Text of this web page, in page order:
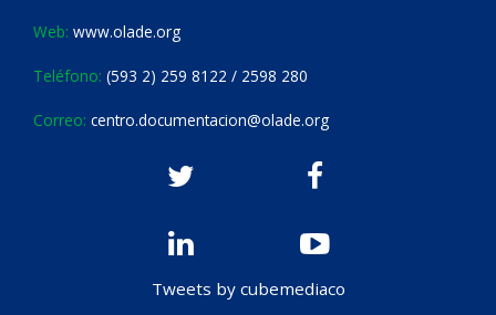
Web: www.olade.org
Teléfono: (593 2) 259 8122 / 2598 280
Correo: centro.documentacion@olade.org
Tweets by cubemediaco